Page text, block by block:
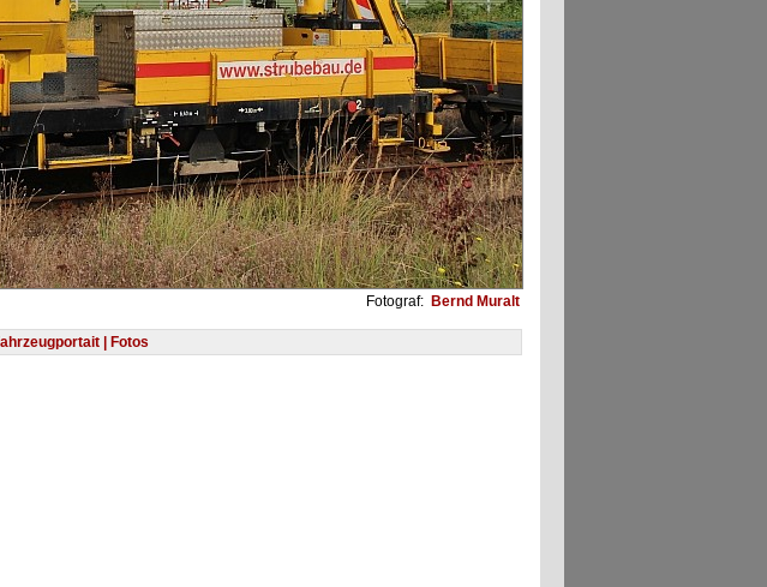
Fotograf: Bernd Muralt
| Fotos